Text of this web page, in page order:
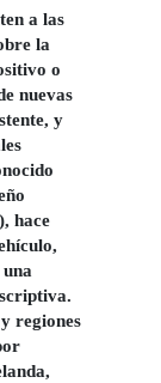
a las
la
o
nuevas
y
hace
una
regiones